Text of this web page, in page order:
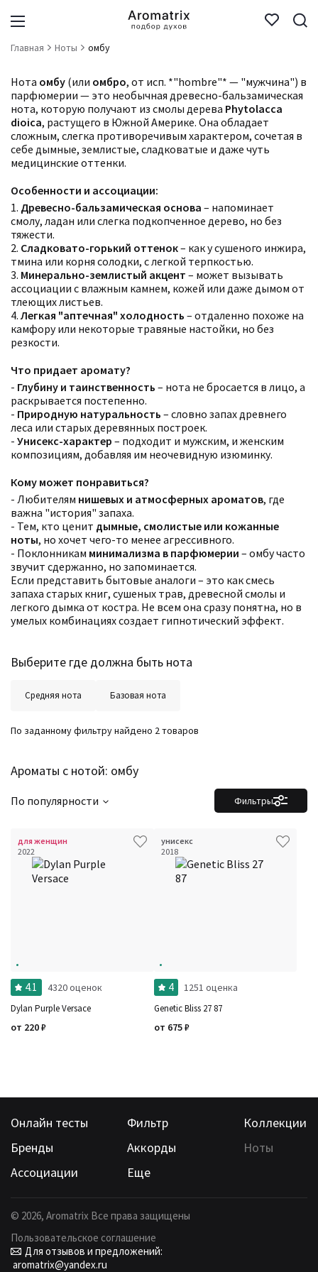
Главная Ноты омбу
Нота омбу (или омбро, от исп. *"hombre"* — "мужчина") в
парфюмерии — это необычная древесно-бальзамическая
нота, которую получают из смолы дерева Phytolacca
dioica, растущего в Южной Америке. Она обладает
сложным, слегка противоречивым характером, сочетая в
себе дымные, землистые, сладковатые и даже чуть
медицинские оттенки.
Особенности и ассоциации:
1. Древесно-бальзамическая основа – напоминает
смолу, ладан или слегка подкопченное дерево, но без
тяжести.
2. Сладковато-горький оттенок– как у сушеного инжира,
тмина или корня солодки, с легкой терпкостью.
3. Минерально-землистый акцент – может вызывать
ассоциации с влажным камнем, кожей или даже дымом от
тлеющих листьев.
4. Легкая "аптечная" холодность – отдаленно похоже на
камфору или некоторые травяные настойки, но без
резкости.
Что придает аромату?
- Глубину и таинственность – нота не бросается в лицо, а
раскрывается постепенно.
- Природную натуральность – словно запах древнего
леса или старых деревянных построек.
- Унисекс-характер – подходит и мужским, и женским
композициям, добавляя им неочевидную изюминку.
Кому может понравиться?
- Любителям нишевых и атмосферных ароматов, где
важна "история" запаха.
- Тем, кто ценит дымные, смолистые или кожанные
ноты, но хочет чего-то менее агрессивного.
- Поклонникам минимализма в парфюмерии – омбу часто
звучит сдержанно, но запоминается.
Если представить бытовые аналоги – это как смесь
запаха старых книг, сушеных трав, древесной смолы и
легкого дымка от костра. Не всем она сразу понятна, но в
умелых комбинациях создает гипнотический эффект.
Выберите где должна быть нота
Средняя нота Базовая нота
Ароматы с нотой: омбу
По заданному фильтру найдено 2 товаров
Фильтры
По популярности
Для кого
Стойкость Сбросить
Аккорды
Семейство
Ноты
Ароматы за последние годы
Год производства
для женщин
2022
4.1 4320 оценок
Dylan Purple Versace
от 220₽
унисекс
2018
4 1251 оценка
Genetic Bliss 27 87
от 675₽
Онлайн тесты Фильтр
Коллекции
Бренды
Аккорды
Ноты
Ассоциации
Еще
© 2026, Aromatrix Все права защищены
Пользовательское соглашение
Для отзывов и предложений:
aromatrix@yandex.ru